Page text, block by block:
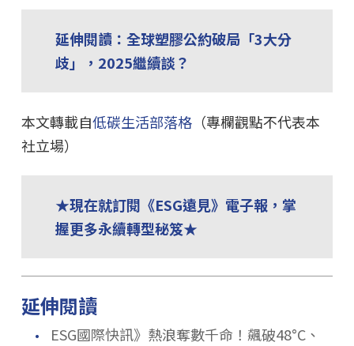
延伸閱讀：全球塑膠公約破局「3大分
歧」，2025繼續談？
本文轉載自低碳生活部落格（專欄觀點不代表本
社立場）
★現在就訂閱《ESG遠見》電子報，掌
握更多永續轉型秘笈★
延伸閱讀
．
ESG國際快訊》熱浪奪數千命！飆破48°C、